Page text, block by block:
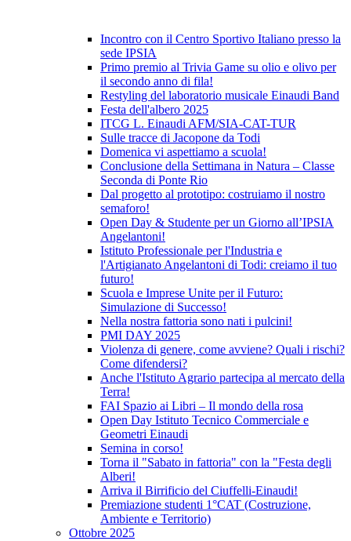
Incontro con il Centro Sportivo Italiano presso la
sede IPSIA
Primo premio al Trivia Game su olio e olivo per
il secondo anno di fila!
Restyling del laboratorio musicale Einaudi Band
Festa dell'albero 2025
ITCG L. Einaudi AFM/SIA-CAT-TUR
Sulle tracce di Jacopone da Todi
Domenica vi aspettiamo a scuola!
Conclusione della Settimana in Natura – Classe
Seconda di Ponte Rio
Dal progetto al prototipo: costruiamo il nostro
semaforo!
Open Day & Studente per un Giorno all’IPSIA
Angelantoni!
Istituto Professionale per l'Industria e
l'Artigianato Angelantoni di Todi: creiamo il tuo
futuro!
Scuola e Imprese Unite per il Futuro:
Simulazione di Successo!
Nella nostra fattoria sono nati i pulcini!
PMI DAY 2025
Violenza di genere, come avviene? Quali i rischi?
Come difendersi?
Anche l'Istituto Agrario partecipa al mercato della
Terra!
FAI Spazio ai Libri – Il mondo della rosa
Open Day Istituto Tecnico Commerciale e
Geometri Einaudi
Semina in corso!
Torna il "Sabato in fattoria" con la "Festa degli
Alberi!
Arriva il Birrificio del Ciuffelli-Einaudi!
Premiazione studenti 1°CAT (Costruzione,
Ambiente e Territorio)
Ottobre 2025